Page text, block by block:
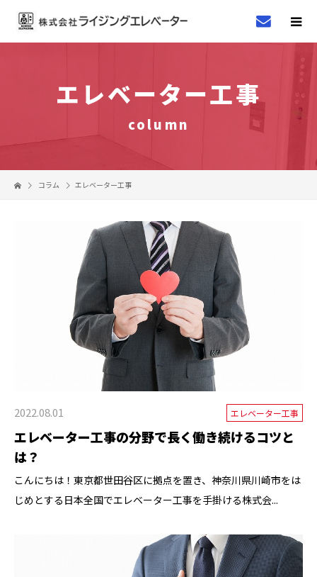
エレベーター工事
column
コラム エレベーター工事
2022.08.01 エレベーター工事
エレベーター工事の分野で長く働き続けるコツと
は？
こんにちは！東京都世田谷区に拠点を置き、神奈川県川崎市をは
じめとする日本全国でエレベーター工事を手掛ける株式会...